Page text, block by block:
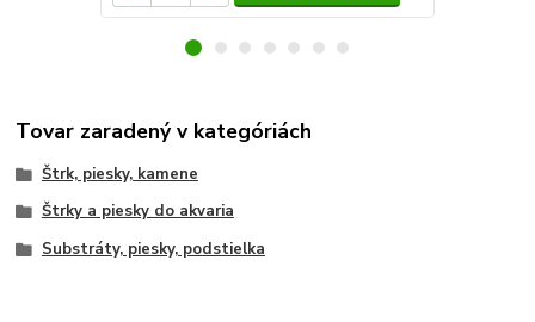
Tovar zaradený v kategóriách
Štrk, piesky, kamene
Štrky a piesky do akvaria
Substráty, piesky, podstielka